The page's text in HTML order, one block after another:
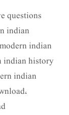
questions
indian
modern indian
indian history
indian
,